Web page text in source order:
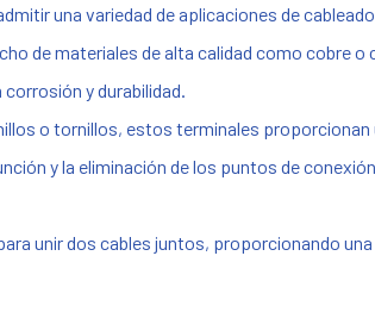
una variedad de aplicaciones de
de materiales de alta calidad como cobre o
y durabilidad.
o tornillos, estos terminales proporcionan
y la eliminación de los puntos de
unir dos cables juntos, proporcionando